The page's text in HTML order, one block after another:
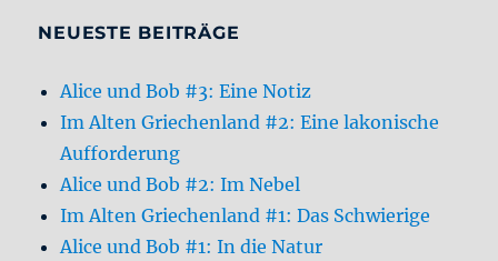
NEUESTE BEITRÄGE
Alice und Bob #3: Eine Notiz
Im Alten Griechenland #2: Eine lakonische
Aufforderung
Alice und Bob #2: Im Nebel
Im Alten Griechenland #1: Das Schwierige
Alice und Bob #1: In die Natur